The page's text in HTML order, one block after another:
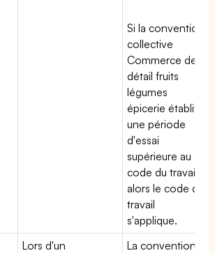
Si la convention
collective
Commerce de
détail fruits
légumes
épicerie établit
une période
d'essai
supérieure au
code du travail,
alors le code du
travail
s'applique.
Lors d'un
La convention